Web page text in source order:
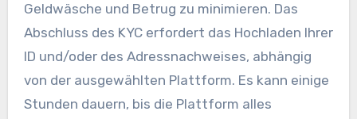
Geldwäsche und Betrug zu minimieren. Das
Abschluss des KYC erfordert das Hochladen Ihrer
ID und/oder des Adressnachweises, abhängig
von der ausgewählten Plattform. Es kann einige
Stunden dauern, bis die Plattform alles